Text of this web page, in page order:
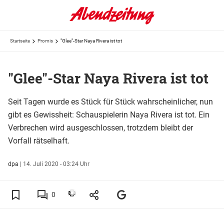
Startseite Promis "Glee"-Star Naya Rivera ist tot
"Glee"-Star Naya Rivera ist tot
Seit Tagen wurde es Stück für Stück wahrscheinlicher, nun
gibt es Gewissheit: Schauspielerin Naya Rivera ist tot. Ein
Verbrechen wird ausgeschlossen, trotzdem bleibt der
Vorfall rätselhaft.
dpa | 14. Juli 2020 - 03:24 Uhr
0